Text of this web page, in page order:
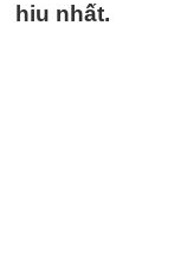
hiu nhất.